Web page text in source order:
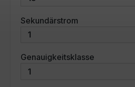
Sekundärstrom
Genauigkeitsklasse